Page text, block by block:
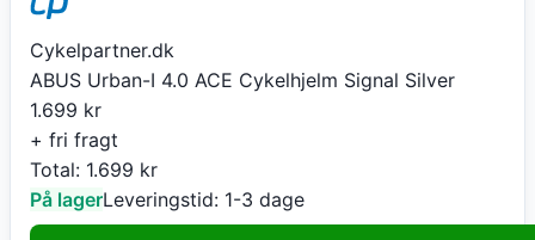
Cykelpartner.dk
ABUS Urban-I 4.0 ACE Cykelhjelm Signal Silver
1.699 kr
+ fri fragt
Total: 1.699 kr
På lagerLeveringstid: 1-3 dage